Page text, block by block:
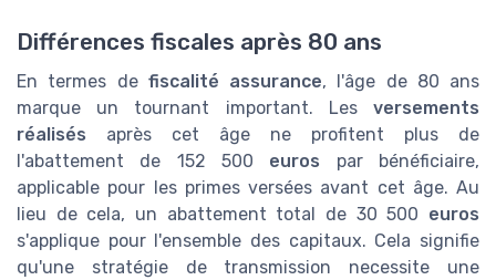
Différences fiscales après 80 ans
En termes de fiscalité assurance, l'âge de 80 ans
marque un tournant important. Les versements
réalisés après cet âge ne profitent plus de
l'abattement de 152 500 euros par bénéficiaire,
applicable pour les primes versées avant cet âge. Au
lieu de cela, un abattement total de 30 500 euros
s'applique pour l'ensemble des capitaux. Cela signifie
qu'une stratégie de transmission necessite une